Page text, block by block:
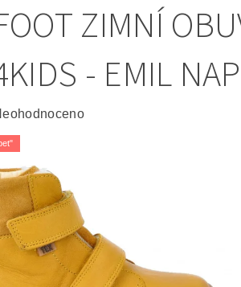
ZIMNÍ
- EMIL